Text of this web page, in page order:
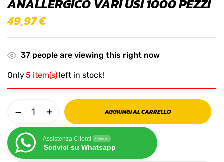
ANALLERGICO VARI USI 1000 PEZZI
49,97€
37 people are viewing this right now
Only5 item(s) left in stock!
AGGIUNGI AL CARRELLO
Assistenza Clienti Online
Scrivici su Whatsapp